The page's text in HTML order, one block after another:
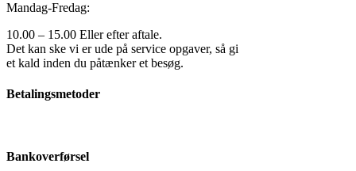
Mandag-Fredag:
10.00 – 15.00 Eller efter aftale.
Det kan ske vi er ude på service opgaver, så gi
et kald inden du påtænker et besøg.
Betalingsmetoder
Bankoverførsel